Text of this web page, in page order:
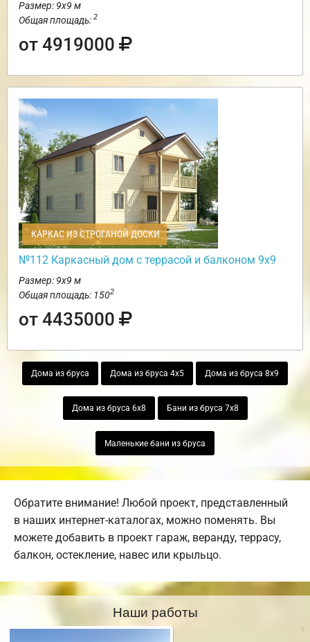
Размер: 9х9 м
Общая площадь: 2
от 4919000
КАРКАС ИЗ СТРОГАНОЙ ДОСКИ
№112 Каркасный дом с террасой и балконом 9х9
Размер: 9х9 м
Общая площадь: 1502
от 4435000
Дома из бруса Дома из бруса 4х5 Дома из бруса 8х9
Дома из бруса 6х8 Бани из бруса 7х8
Маленькие бани из бруса
Обратите внимание! Любой проект, представленный
в наших интернет-каталогах, можно поменять. Вы
можете добавить в проект гараж, веранду, террасу,
балкон, остекление, навес или крыльцо.
Наши работы